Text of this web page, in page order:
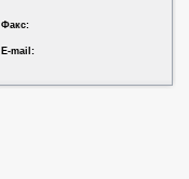
Факс:
Е-mail: